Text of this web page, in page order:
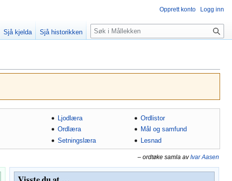
Ljodlæra
Ordlæra
Setningslæra
Ordlistor
Mål og samfund
Lesnad
– ordtøke samla avIvar Aasen
Opprett konto Logg inn
Sjå kjelda Sjå historikken
Søk